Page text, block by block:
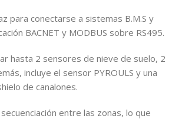
para conectarse a sistemas B.M.S y
BACNET y MODBUS sobre RS495.
hasta 2 sensores de nieve de suelo, 2
incluye el sensor PYROULS y una
de canalones.
entre las zonas, lo que